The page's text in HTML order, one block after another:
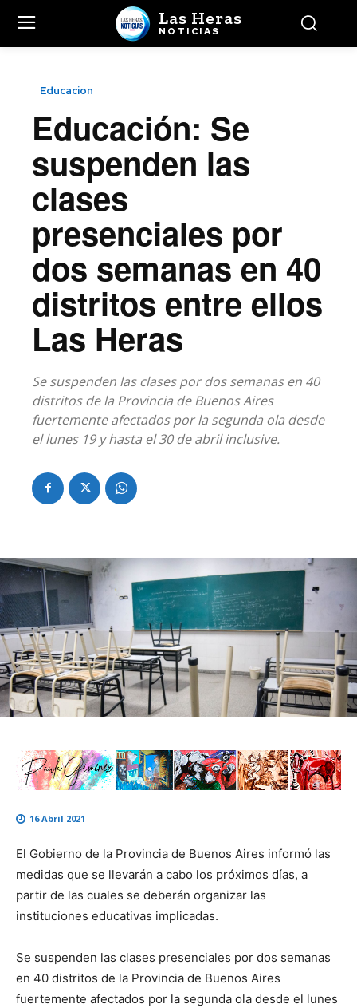
Las Heras
NOTICIAS
Educacion
Educación: Se
suspenden las
clases
presenciales por
dos semanas en 40
distritos entre ellos
Las Heras
Se suspenden las clases por dos semanas en 40
distritos de la Provincia de Buenos Aires
fuertemente afectados por la segunda ola desde
el lunes 19 y hasta el 30 de abril inclusive.
16 Abril 2021
El Gobierno de la Provincia de Buenos Aires informó las
medidas que se llevarán a cabo los próximos días, a
partir de las cuales se deberán organizar las
instituciones educativas implicadas.
Se suspenden las clases presenciales por dos semanas
en 40 distritos de la Provincia de Buenos Aires
fuertemente afectados por la segunda ola desde el lunes